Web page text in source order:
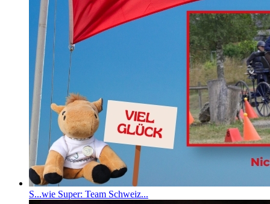
S...wie Super: Team Schweiz...